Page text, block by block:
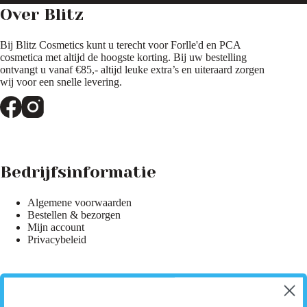
op
de
Over Blitz
Bij Blitz Cosmetics kunt u terecht voor Forlle'd en PCA
cosmetica met altijd de hoogste korting. Bij uw bestelling
ontvangt u vanaf €85,- altijd leuke extra’s en uiteraard zorgen
wij voor een snelle levering.
Bedrijfsinformatie
Algemene voorwaarden
Bestellen & bezorgen
Mijn account
Privacybeleid